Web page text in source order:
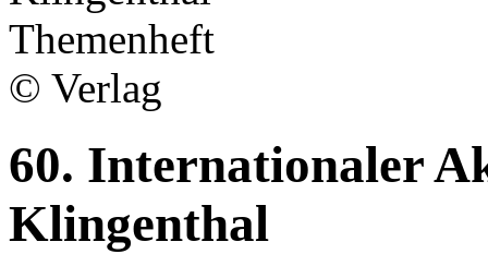
Themenheft
© Verlag
60. Internationaler
Klingenthal